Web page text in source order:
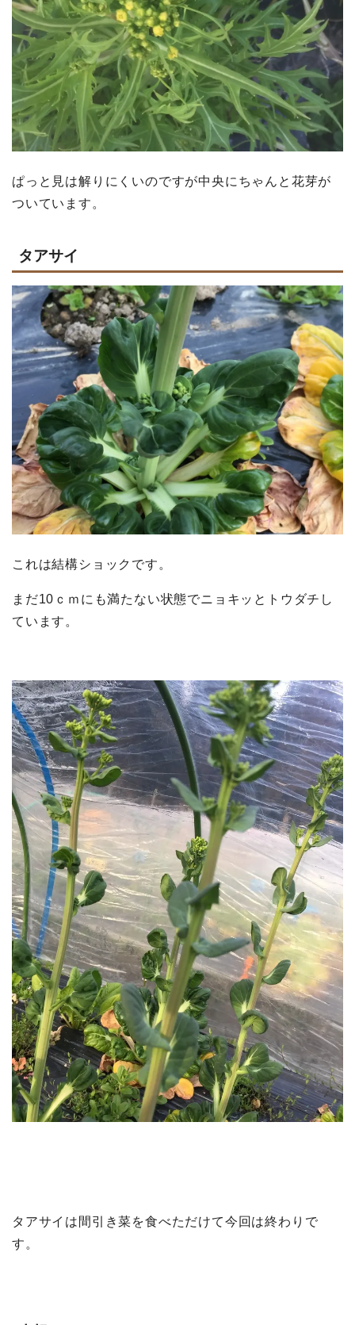
ぱっと見は解りにくいのですが中央にちゃんと花芽が
ついています。
タアサイ
これは結構ショックです。
まだ10ｃｍにも満たない状態でニョキッとトウダチし
ています。
タアサイは間引き菜を食べただけて今回は終わりで
す。